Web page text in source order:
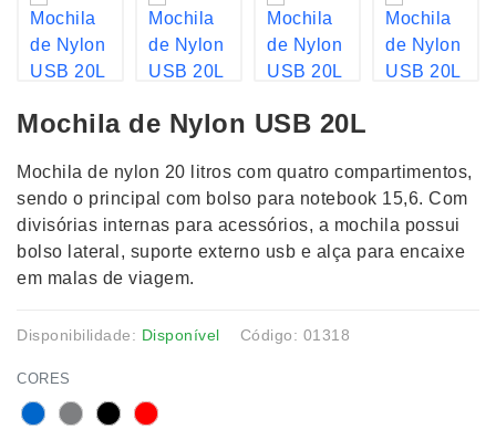
Mochila de Nylon USB 20L
Mochila de nylon 20 litros com quatro compartimentos,
sendo o principal com bolso para notebook 15,6. Com
divisórias internas para acessórios, a mochila possui
bolso lateral, suporte externo usb e alça para encaixe
em malas de viagem.
Disponibilidade: Disponível Código: 01318
CORES